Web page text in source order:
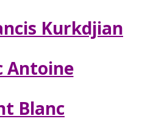
Kurkdjian
Antoine
Blanc